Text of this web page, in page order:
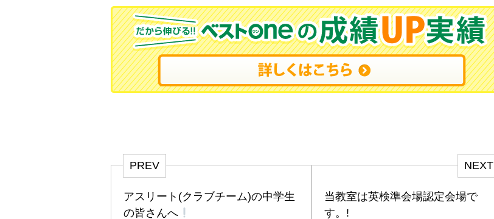
PREV
アスリート(クラブチーム)の中学生
の皆さんへ
NEXT
当教室は英検準会場認定会場で
す。!